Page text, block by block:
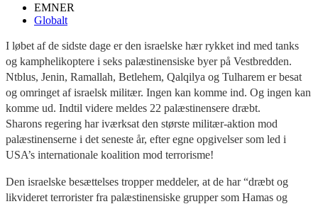
EMNER
Globalt
I løbet af de sidste dage er den israelske hær rykket ind med tanks
og kamphelikoptere i seks palæstinensiske byer på Vestbredden.
Ntblus, Jenin, Ramallah, Betlehem, Qalqilya og Tulharem er besat
og omringet af israelsk militær. Ingen kan komme ind. Og ingen kan
komme ud. Indtil videre meldes 22 palæstinensere dræbt.
Sharons regering har iværksat den største militær-aktion mod
palæstinenserne i det seneste år, efter egne opgivelser som led i
USA’s internationale koalition mod terrorisme!
Den israelske besættelses tropper meddeler, at de har “dræbt og
likvideret terrorister fra palæstinensiske grupper som Hamas og